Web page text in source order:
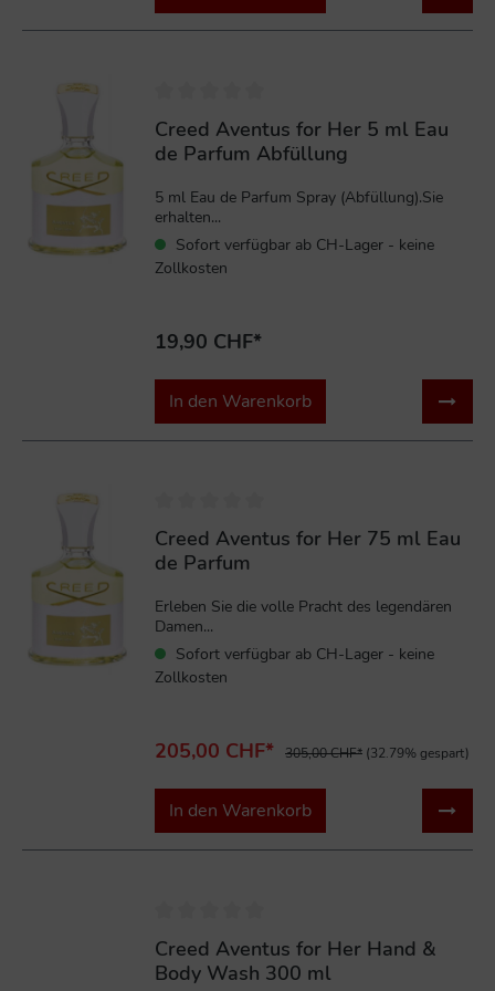
Creed Aventus for Her 5 ml Eau
de Parfum Abfüllung
5 ml Eau de Parfum Spray (Abfüllung).Sie
erhalten...
Sofort verfügbar ab CH-Lager - keine
Zollkosten
19,90 CHF*
In den Warenkorb
Creed Aventus for Her 75 ml Eau
de Parfum
Erleben Sie die volle Pracht des legendären
Damen...
Sofort verfügbar ab CH-Lager - keine
Zollkosten
205,00 CHF* 305,00 CHF* (32.79% gespart)
In den Warenkorb
Creed Aventus for Her Hand &
Body Wash 300 ml